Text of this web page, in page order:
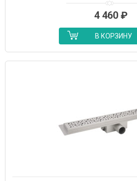
(AZT3TILE450)
4 460 ₽
В КОРЗИНУ